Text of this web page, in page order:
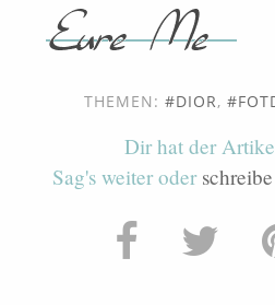
THEMEN: DIOR,
Dir hat der
Sag's weiter oder schreibe